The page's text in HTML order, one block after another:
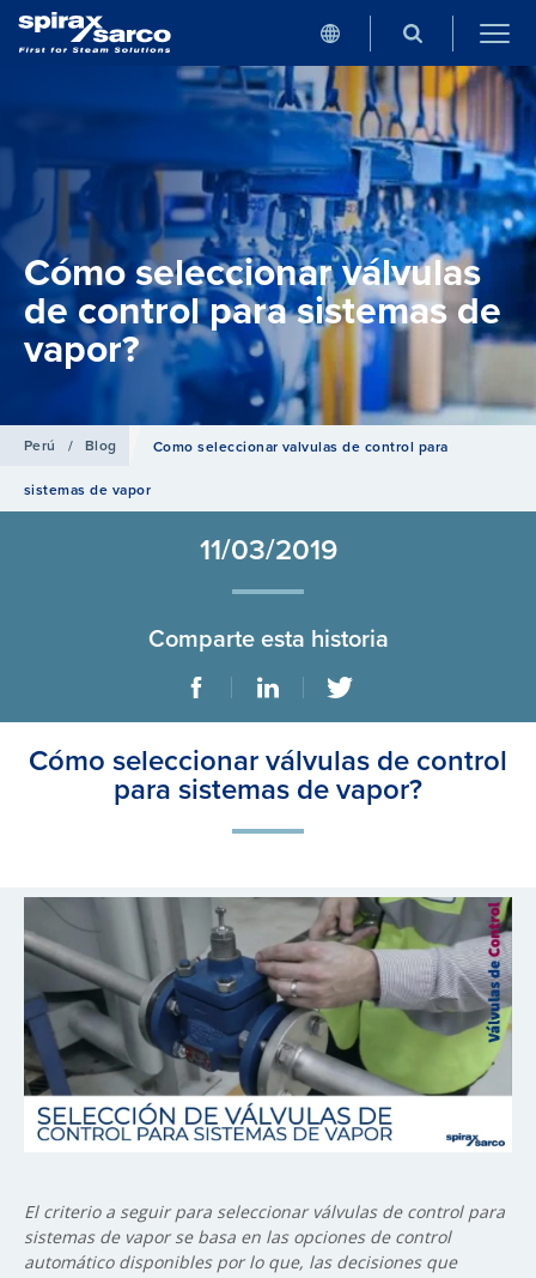
Cómo seleccionar válvulas
de control para sistemas de
vapor?
Perú / Blog Como seleccionar valvulas de control para
sistemas de vapor
11/03/2019
Comparte esta historia
Cómo seleccionar válvulas de control
para sistemas de vapor?
El criterio a seguir para seleccionar válvulas de control para
sistemas de vapor se basa en las opciones de control
automático disponibles por lo que, las decisiones que